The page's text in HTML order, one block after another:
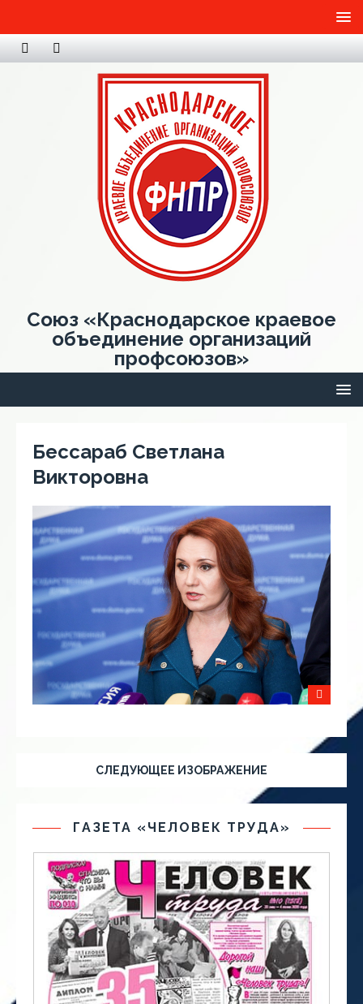
Союз «Краснодарское краевое
объединение организаций
профсоюзов»
Бессараб Светлана
Викторовна
СЛЕДУЮЩЕЕ ИЗОБРАЖЕНИЕ
ГАЗЕТА «ЧЕЛОВЕК ТРУДА»